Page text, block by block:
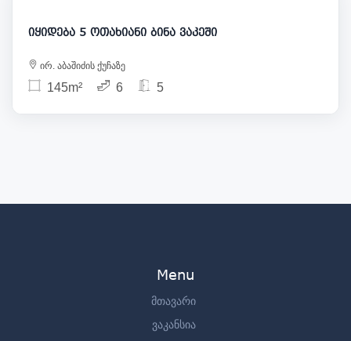
იყიდება 5 ოთახიანი ბინა ვაკეში
ირ. აბაშიძის ქუჩაზე
145m² 6 5
Menu
მთავარი
ვაკანსია